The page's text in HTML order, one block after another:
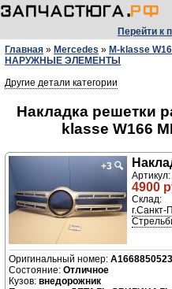
Перейти к
Главная » Mercedes » M-klasse
НАРУЖНЫЕ ЭЛЕМЕНТЫ
Другие детали категории
Накладка решетки
klasse W166
+3 🔍
4900
Склад:
г.Санкт-
A1668850523
Отличное
внедорожник